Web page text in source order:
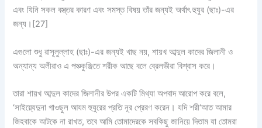
এবং যিনি সকল বস্ত্তর কারণ এবং সমস্ত বিষয় তাঁর জন্যই অর্থাৎ হুযুর (ছাঃ)-এর
জন্য। [27]
এগুলো শুধু রাসূলুল্লাহ (ছাঃ)-এর জন্যই খাছ নয়, শায়খ আব্দুল কাদের জিলানী ও
অন্যান্য অলীরাও এ পঞ্চকুঞ্জিতে শরীক আছে বলে ব্রেলভীরা বিশ্বাস করে।
তারা শায়খ আব্দুল কাদের জিলানীর উপর একটি মিথ্যা অপবাদ আরোপ করে বলে,
‘সাইয়্যেদুনা গাওছুল আযম হুযুরের প্রতি নূর প্রেরণ করেন। যদি শরী‘আত আমার
জিহবাকে আটকে না রাখত, তবে আমি তোমাদেরকে সবকিছু জানিয়ে দিতাম যা তোমরা